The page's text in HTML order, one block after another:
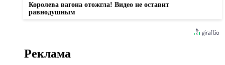
Королева вагона отожгла! Видео не оставит
равнодушным
Реклама